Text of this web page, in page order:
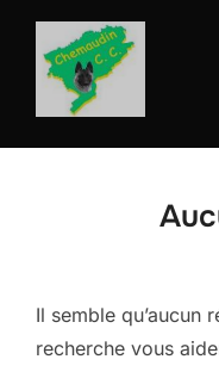
Aller
contenu
Il semble qu’aucun
recherche vous